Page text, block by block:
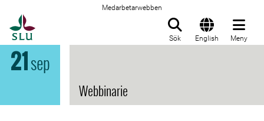
Medarbetarwebben
Sök English Meny
21sep
Webbinarie